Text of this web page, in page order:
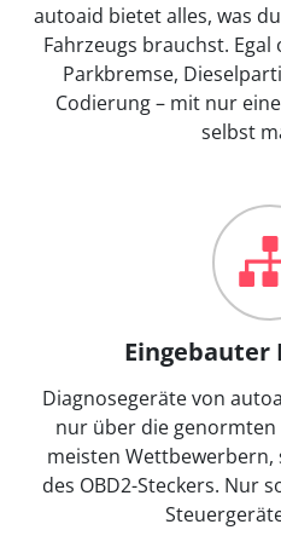
autoaid bietet alles, was
Fahrzeugs brauchst. Egal
Parkbremse,
Codierung – mit nur
selbst
Diagnosegeräte von
nur über die genormten
meisten
des OBD2-Steckers. Nur